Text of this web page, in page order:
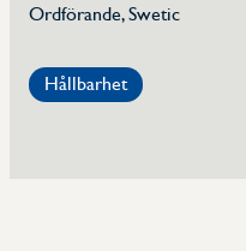
Ordförande, Swetic
Hållbarhet